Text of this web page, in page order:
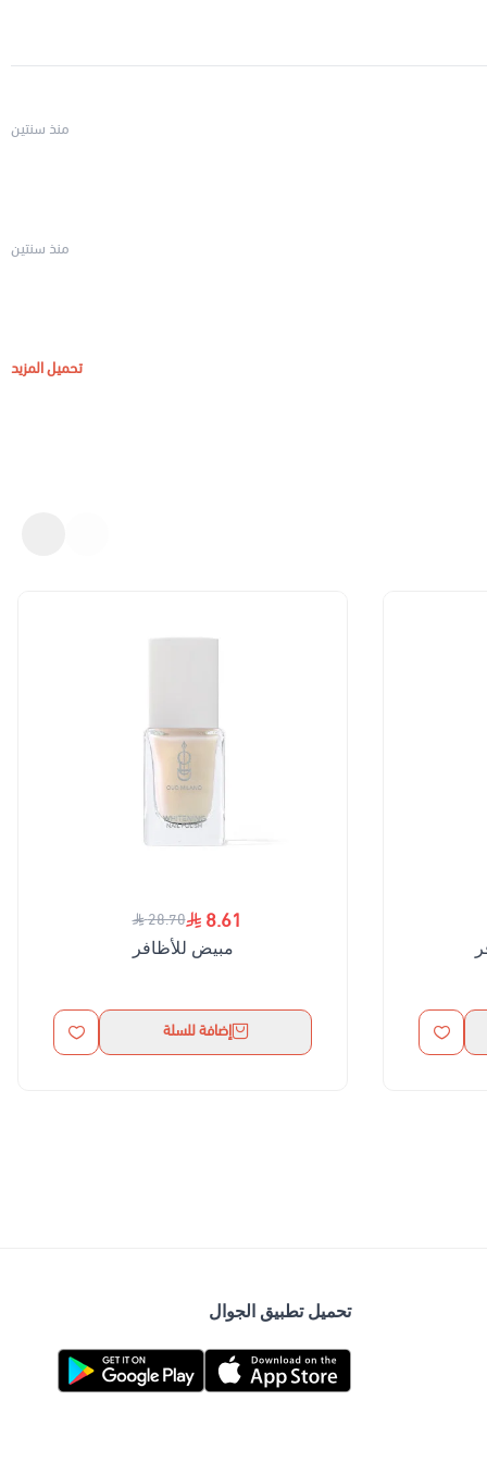
منذ سنتين
منذ سنتين
تحميل المزيد
8.61
28.70
مبيض للأظافر
إضافة للسلة
تحميل تطبيق الجوال